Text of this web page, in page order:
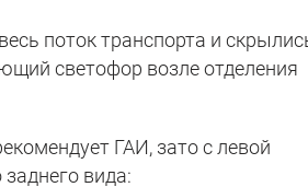
поток транспорта и
светофор возле отделения
ГАИ, зато с левой
вида: